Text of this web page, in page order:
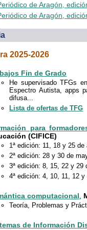
de Aragón,
de Aragón,
2025-2026
Fin de Grado
He supervisado TFGs
Espectro Autista, apps
difusa...
Lista de ofertas de TFG
para
(CIFICE)
1ª edición: 11, 18 y 25
2ª edición: 28 y 30 de
3ª edición: 8, 15, 22 y 29
4ª edición: 4, 10, 11, 12
computacional
Teoría, Problemas y
de Información